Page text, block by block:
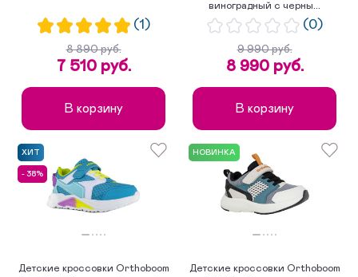
(1)
8 890 руб.
7 510 руб.
В корзину
виноградный с черны...
(0)
9 990 руб.
8 990 руб.
В корзину
ХИТ
- 38%
Детские кроссовки Orthoboom
НОВИНКА
Детские кроссовки Orthoboom